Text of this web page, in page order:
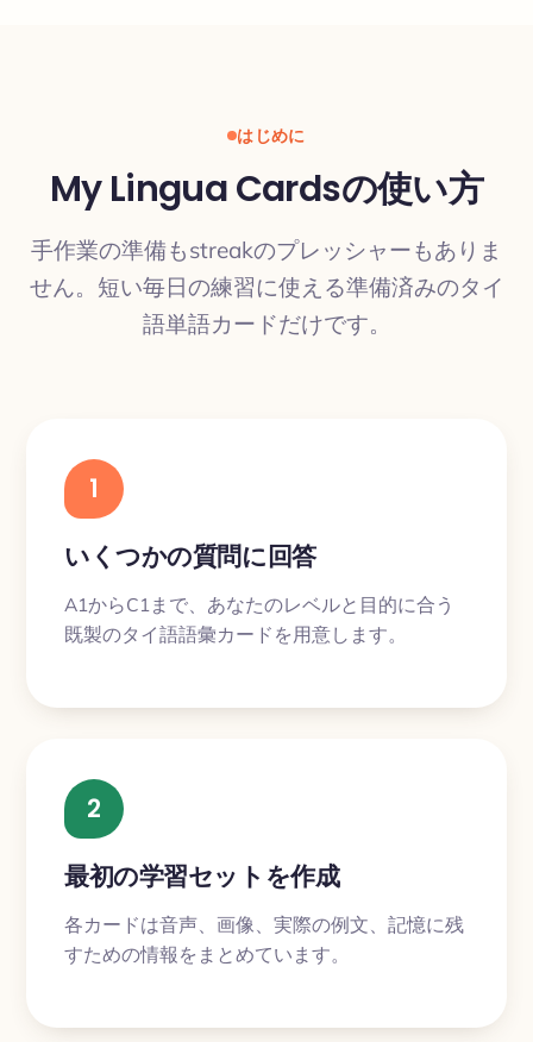
はじめに
My Lingua Cardsの使い方
手作業の準備もstreakのプレッシャーもありま
せん。短い毎日の練習に使える準備済みのタイ
語単語カードだけです。
1
いくつかの質問に回答
A1からC1まで、あなたのレベルと目的に合う
既製のタイ語語彙カードを用意します。
2
最初の学習セットを作成
各カードは音声、画像、実際の例文、記憶に残
すための情報をまとめています。